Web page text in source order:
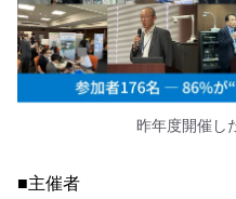
昨年度開催し
■主催者